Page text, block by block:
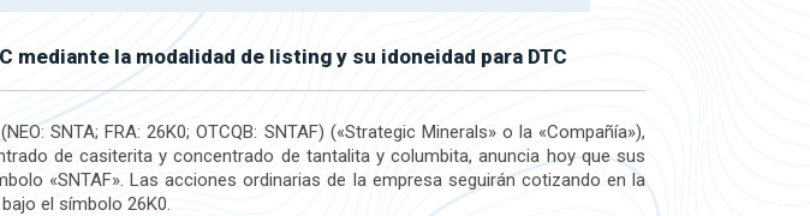
la modalidad de listing y su idoneidad para DTC
SNTA; FRA: 26K0; OTCQB: SNTAF) («Strategic Minerals» o la «Compañía»),
de casiterita y concentrado de tantalita y columbita, anuncia hoy que sus
«SNTAF». Las acciones ordinarias de la empresa seguirán cotizando en la
el símbolo 26K0.